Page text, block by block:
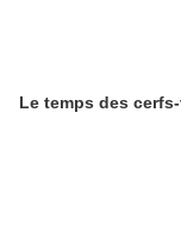
Le temps des